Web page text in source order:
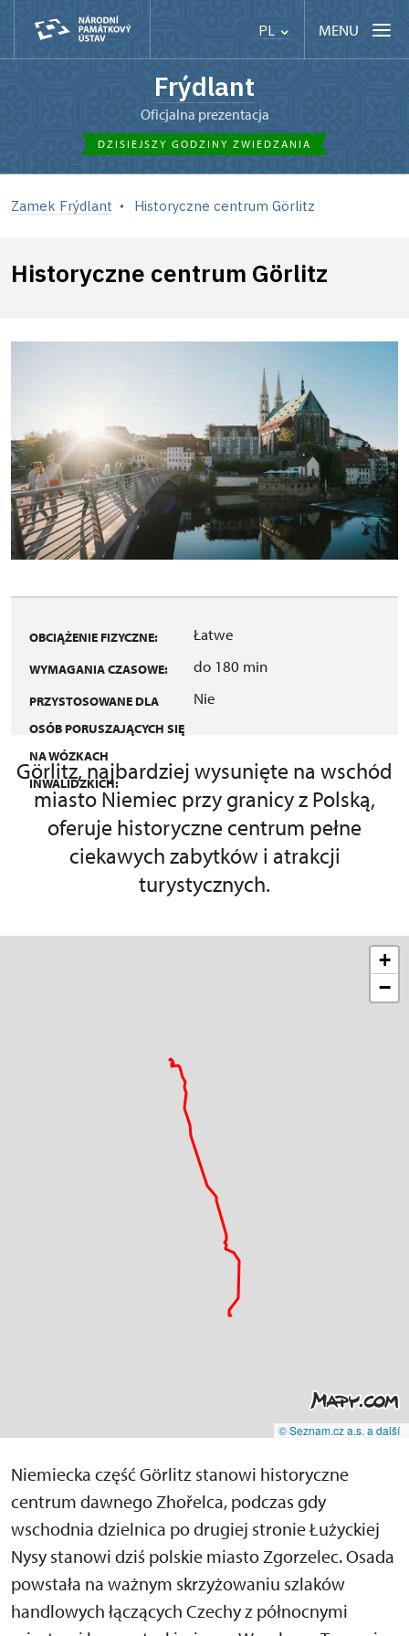
PL MENU
Frýdlant
Oficjalna prezentacja
DZISIEJSZY GODZINY ZWIEDZANIA
Zamek Frýdlant Historyczne centrum Görlitz
Historyczne centrum Görlitz
OBCIĄŻENIE FIZYCZNE: Łatwe
WYMAGANIA CZASOWE: do 180 min
PRZYSTOSOWANE DLA
OSÓB PORUSZAJĄCYCH SIĘ
NA WÓZKACH
INWALIDZKICH:
Nie
Görlitz, najbardziej wysunięte na wschód
miasto Niemiec przy granicy z Polską,
oferuje historyczne centrum pełne
ciekawych zabytków i atrakcji
turystycznych.
+
−
© Seznam.cz a.s. a další
Niemiecka część Görlitz stanowi historyczne
centrum dawnego Zhořelca, podczas gdy
wschodnia dzielnica po drugiej stronie Łużyckiej
Nysy stanowi dziś polskie miasto Zgorzelec. Osada
powstała na ważnym skrzyżowaniu szlaków
handlowych łączących Czechy z północnymi